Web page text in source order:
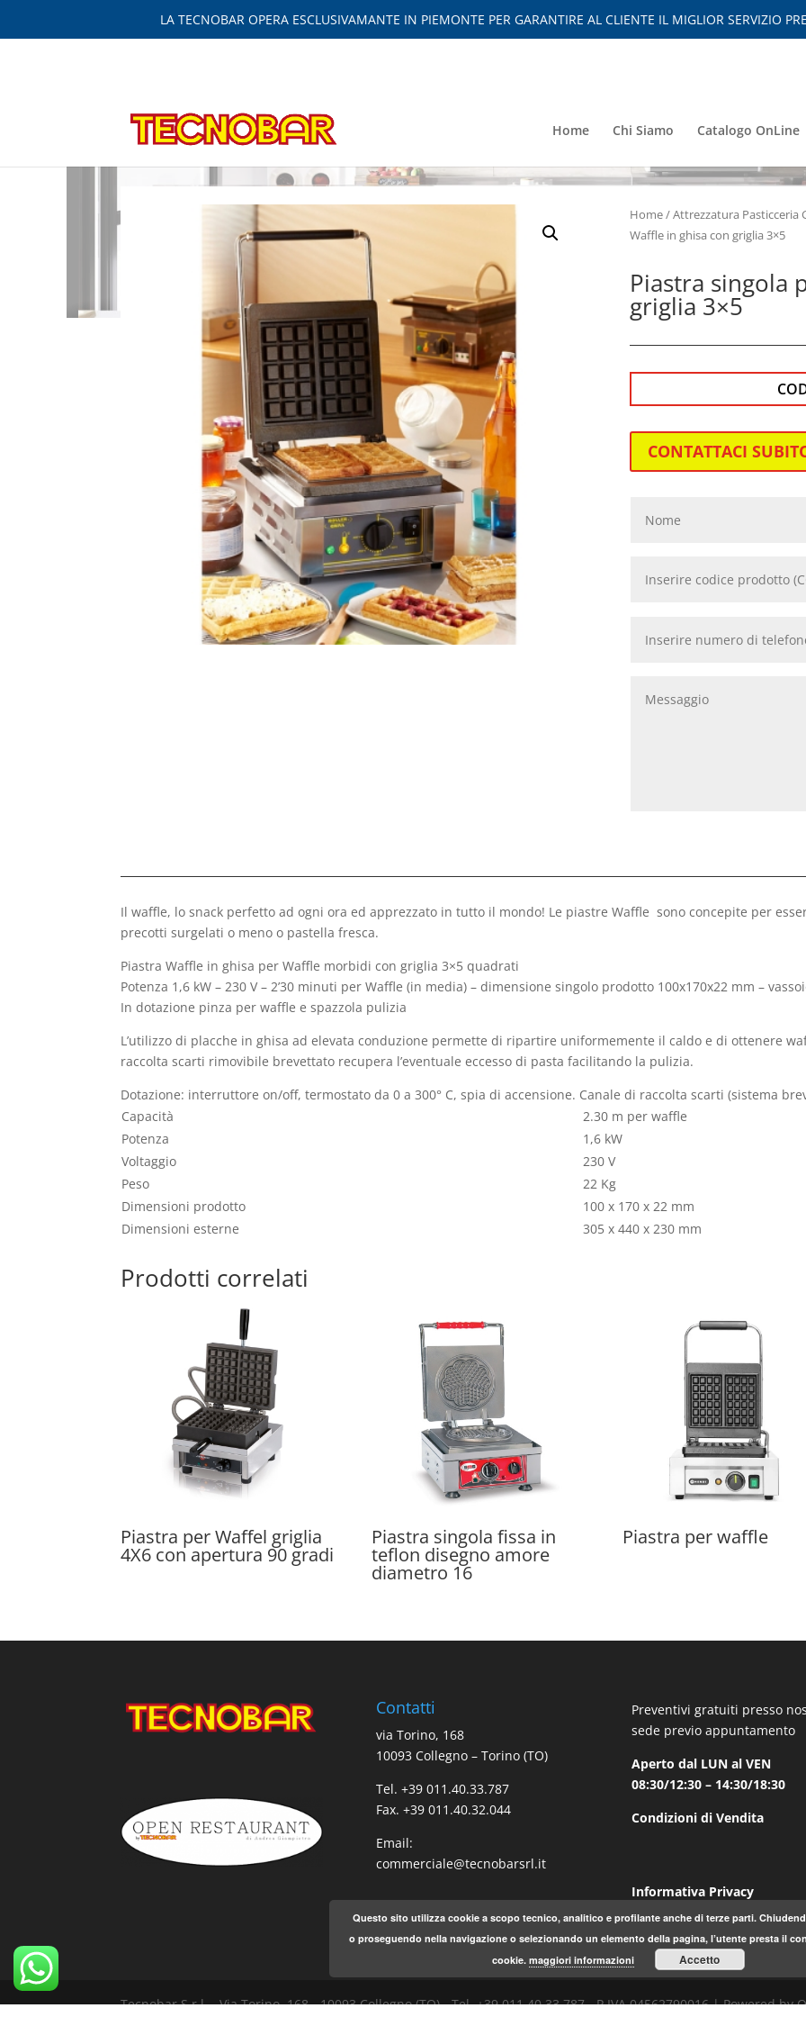
LA TECNOBAR OPERA ESCLUSIVAMANTE IN PIEMONTE PER GARANTIRE AL CLIENTE IL MIGLIOR SERVIZIO
Home Chi Siamo Catalogo OnLine
Home/Attrezzatura Pasticceria
Waffle in ghisa con griglia 3×5
Piastra singola
griglia 3×5
CONTATTACI
Il waffle, lo snack perfetto ad ogni ora ed apprezzato in tutto il mondo! Le piastre Waffle sono concepite per
precotti surgelati o meno o pastella fresca.
Piastra Waffle in ghisa per Waffle morbidi con griglia 3×5 quadrati
Potenza 1,6 kW – 230 V – 2’30 minuti per Waffle (in media) – dimensione singolo prodotto 100x170x22 mm –
In dotazione pinza per waffle e spazzola pulizia
L’utilizzo di placche in ghisa ad elevata conduzione permette di ripartire uniformemente il caldo e di ottenere
raccolta scarti rimovibile brevettato recupera l’eventuale eccesso di pasta facilitando la pulizia.
Dotazione: interruttore on/off, termostato da 0 a 300° C, spia di accensione. Canale di raccolta scarti (sistema
Capacità
2.30 m per waffle
Potenza
1,6 kW
Voltaggio
230 V
Peso
22 Kg
Dimensioni prodotto
100 x 170 x 22 mm
Dimensioni esterne
305 x 440 x 230 mm
Prodotti correlati
Piastra per Waffel griglia
4X6 con apertura 90 gradi
Piastra singola fissa in
teflon disegno amore
diametro 16
Piastra per waffle
Contatti
via Torino, 168
10093 Collegno – Torino (TO)
Tel. +39 011.40.33.787
Fax. +39 011.40.32.044
Email:
commerciale@tecnobarsrl.it
Preventivi gratuiti presso
sede previo appuntamento
Aperto dal LUN al VEN
08:30/12:30 – 14:30/18:30
Condizioni di Vendita
Informativa Privacy
Tecnobar S.r.l. - Via Torino, 168 - 10093 Collegno (TO) - Tel. +39.011.40.33.787 - P.IVA 04562790016 | Powered by
Questo sito utilizza cookie a scopo tecnico, analitico e profilante anche di terze parti.
o proseguendo nella navigazione o selezionando un elemento della pagina, l’utente presta il
cookie. maggiori informazioni Accetto